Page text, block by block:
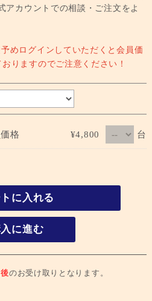
アカウントでの相談・ご注文をよ
めログインしていただくと会員価
りますのでご注意ください！
格 ¥4,800 台
に入れる
に進む
のお受け取りとなります。